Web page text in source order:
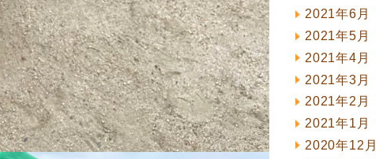
2021年6月
2021年5月
2021年4月
2021年3月
2021年2月
2021年1月
2020年12月